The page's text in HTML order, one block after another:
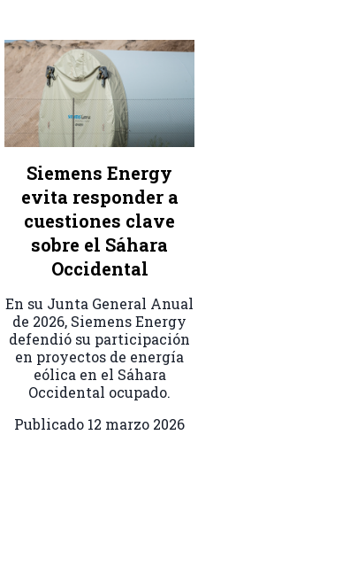
Siemens Energy
evita responder a
cuestiones clave
sobre el Sáhara
Occidental
En su Junta General Anual
de 2026, Siemens Energy
defendió su participación
en proyectos de energía
eólica en el Sáhara
Occidental ocupado.
Publicado 12 marzo 2026